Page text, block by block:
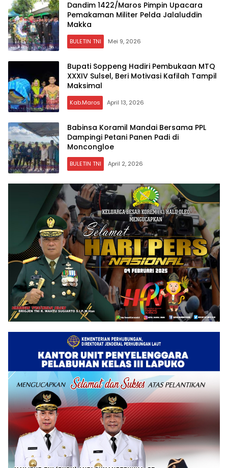
Dandim 1422/Maros Pimpin Upacara
Pemakaman Militer Pelda Jalaluddin
Makka
BULETIN TNI Mei 9, 2026
Bupati Soppeng Hadiri Pembukaan MTQ
XXXIV Sulsel, Beri Motivasi Kafilah Tampil
Maksimal
Kab.Maros April 13, 2026
Babinsa Koramil Mandai Bersama PPL
Dampingi Petani Panen Padi di
Moncongloe
BULETIN TNI April 2, 2026